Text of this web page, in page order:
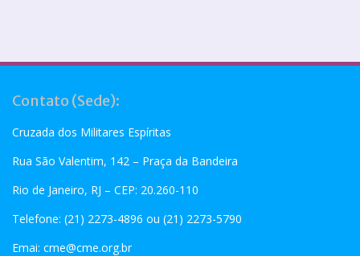
Contato (Sede):
Cruzada dos Militares Espíritas
Rua São Valentim, 142 – Praça da Bandeira
Rio de Janeiro, RJ – CEP: 20.260-110
Telefone: (21) 2273-4896 ou (21) 2273-5790
Emai: cme@cme.org.br